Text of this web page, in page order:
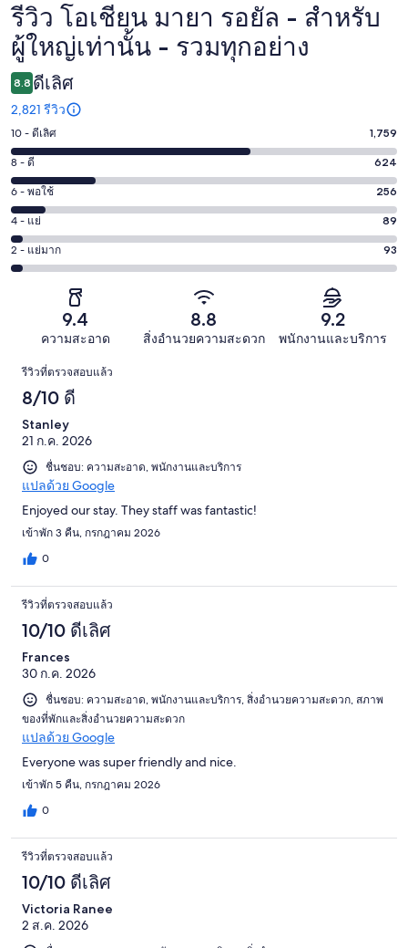
รีวิว
รีวิว โอเชียน มายา รอยัล - สำหรับ
ผู้ใหญ่เท่านั้น - รวมทุกอย่าง
8.8 ดีเลิศ
2,821 รีวิว
คะแนน
10
-
ดี
เลิศ
1759
จาก
10 - ดีเลิศ 1,759
คะแนน
8
-
ดี
624
จาก
8 - ดี 624
คะแนน
6
-
พอใช้
256
6 - พอใช้ 256
คะแนน
4
-
รีวิว
4 - แย่ 89
คะแนน
2
จาก
2821
รีวิว
2 - แย่มาก 93
9.4
ความสะอาด
8.8
สิ่งอำนวยความสะดวก
9.2
พนักงานและบริการ
รีวิว
รีวิวที่ตรวจสอบแล้ว
8/10 ดี
Stanley
21 ก.ค. 2026
ชื่นชอบ: ความสะอาด, พนักงานและบริการ
แปลด้วย Google
Enjoyed our stay. They staff was fantastic!
เข้าพัก 3 คืน, กรกฎาคม 2026
0
รีวิวที่ตรวจสอบแล้ว
10/10 ดีเลิศ
Frances
30 ก.ค. 2026
ชื่นชอบ: ความสะอาด, พนักงานและบริการ, สิ่งอำนวยความสะดวก, สภาพ
ของที่พักและสิ่งอำนวยความสะดวก
แปลด้วย Google
Everyone was super friendly and nice.
เข้าพัก 5 คืน, กรกฎาคม 2026
0
รีวิวที่ตรวจสอบแล้ว
10/10 ดีเลิศ
Victoria Ranee
2 ส.ค. 2026